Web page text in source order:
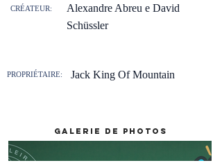
Alexandre Abreu e David
Schüssler
CRÉATEUR:
PROPRIÉTAIRE: Jack King Of Mountain
galerie de photos